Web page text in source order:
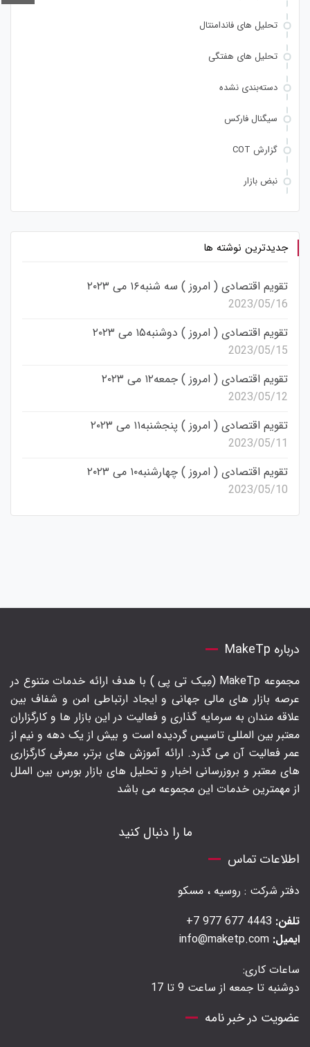
تحلیل های فاندامنتال
تحلیل های هفتگی
دسته‌بندی نشده
سیگنال فارکس
گزارش COT
نبض بازار
جدیدترین نوشته ها
تقویم اقتصادی ( امروز ) سه شنبه۱۶ می ۲۰۲۳
2023/05/16
تقویم اقتصادی ( امروز ) دوشنبه۱۵ می ۲۰۲۳
2023/05/15
تقویم اقتصادی ( امروز ) جمعه۱۲ می ۲۰۲۳
2023/05/12
تقویم اقتصادی ( امروز ) پنجشنبه۱۱ می ۲۰۲۳
2023/05/11
تقویم اقتصادی ( امروز ) چهارشنبه۱۰ می ۲۰۲۳
2023/05/10
درباره MakeTp
مجموعه MakeTp (مِیک تی پی ) با هدف ارائه خدمات متنوع در
عرصه بازار های مالی جهانی و ایجاد ارتباطی امن و شفاف بین
علاقه مندان به سرمایه گذاری و فعالیت در این بازار ها و کارگزاران
معتبر بین المللی تاسیس گردیده است و بیش از یک دهه و نیم از
عمر فعالیت آن می گذرد. ارائه آموزش های برتر‍، معرفی کارگزاری
های معتبر و بروزرسانی اخبار و تحلیل های بازار بورس بین الملل
از مهمترین خدمات این مجموعه می باشد
ما را دنبال کنید
اطلاعات تماس
دفتر شرکت : روسیه ، مسکو
تلفن:
ایمیل:
ساعات کاری:
دوشنبه تا جمعه از ساعت 9 تا 17
عضویت در خبر نامه